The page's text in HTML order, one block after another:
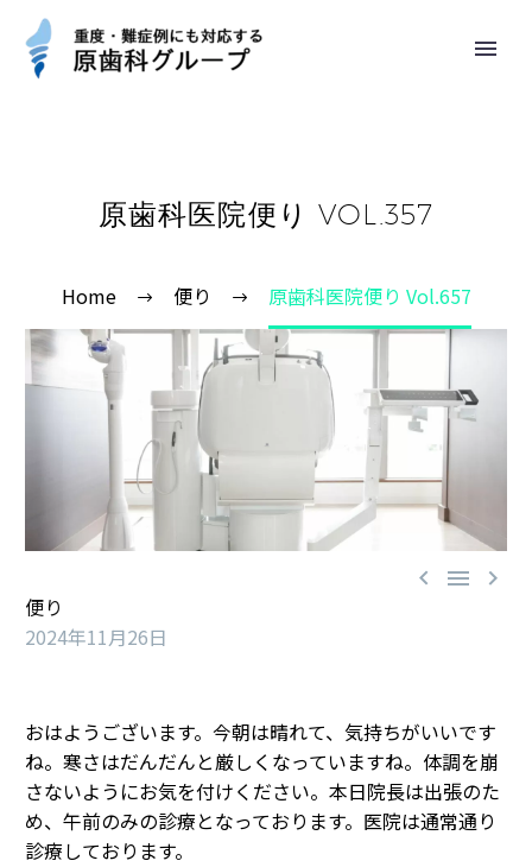
原歯科医院便り VOL.357
Home 便り 原歯科医院便り Vol.657
  
便り
2024年11月26日
おはようございます。今朝は晴れて、気持ちがいいです
ね。寒さはだんだんと厳しくなっていますね。体調を崩
さないようにお気を付けください。本日院長は出張のた
め、午前のみの診療となっております。医院は通常通り
診療しております。